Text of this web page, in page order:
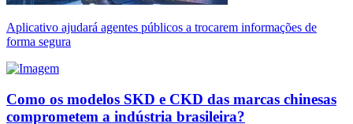
Aplicativo ajudará agentes públicos a trocarem informações de
forma segura
Como os modelos SKD e CKD das marcas chinesas
comprometem a indústria brasileira?